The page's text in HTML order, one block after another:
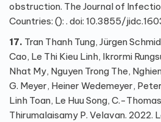
obstruction. The Journal of
Countries: (): . doi: 10.3855/
17. Tran Thanh Tung, Jürgen
Cao, Le Thi Kieu Linh, Ikrormi
Nhat My, Nguyen Trong The,
G. Meyer, Heiner Wedemeyer,
Linh Toan, Le Huu Song, C.-
Thirumalaisamy P. Velavan. 2022.